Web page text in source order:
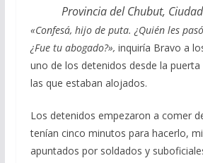
Provincia del Chubut,
«Confesá, hijo de puta. ¿Quién les
¿Fue tu abogado?», inquiría Bravo a
uno de los detenidos desde la puerta
las que estaban alojados.
Los detenidos empezaron a comer
tenían cinco minutos para hacerlo,
apuntados por soldados y